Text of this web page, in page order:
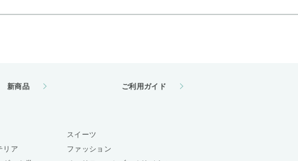
新商品 ご利用ガイド
スイーツ
リア
ファッション